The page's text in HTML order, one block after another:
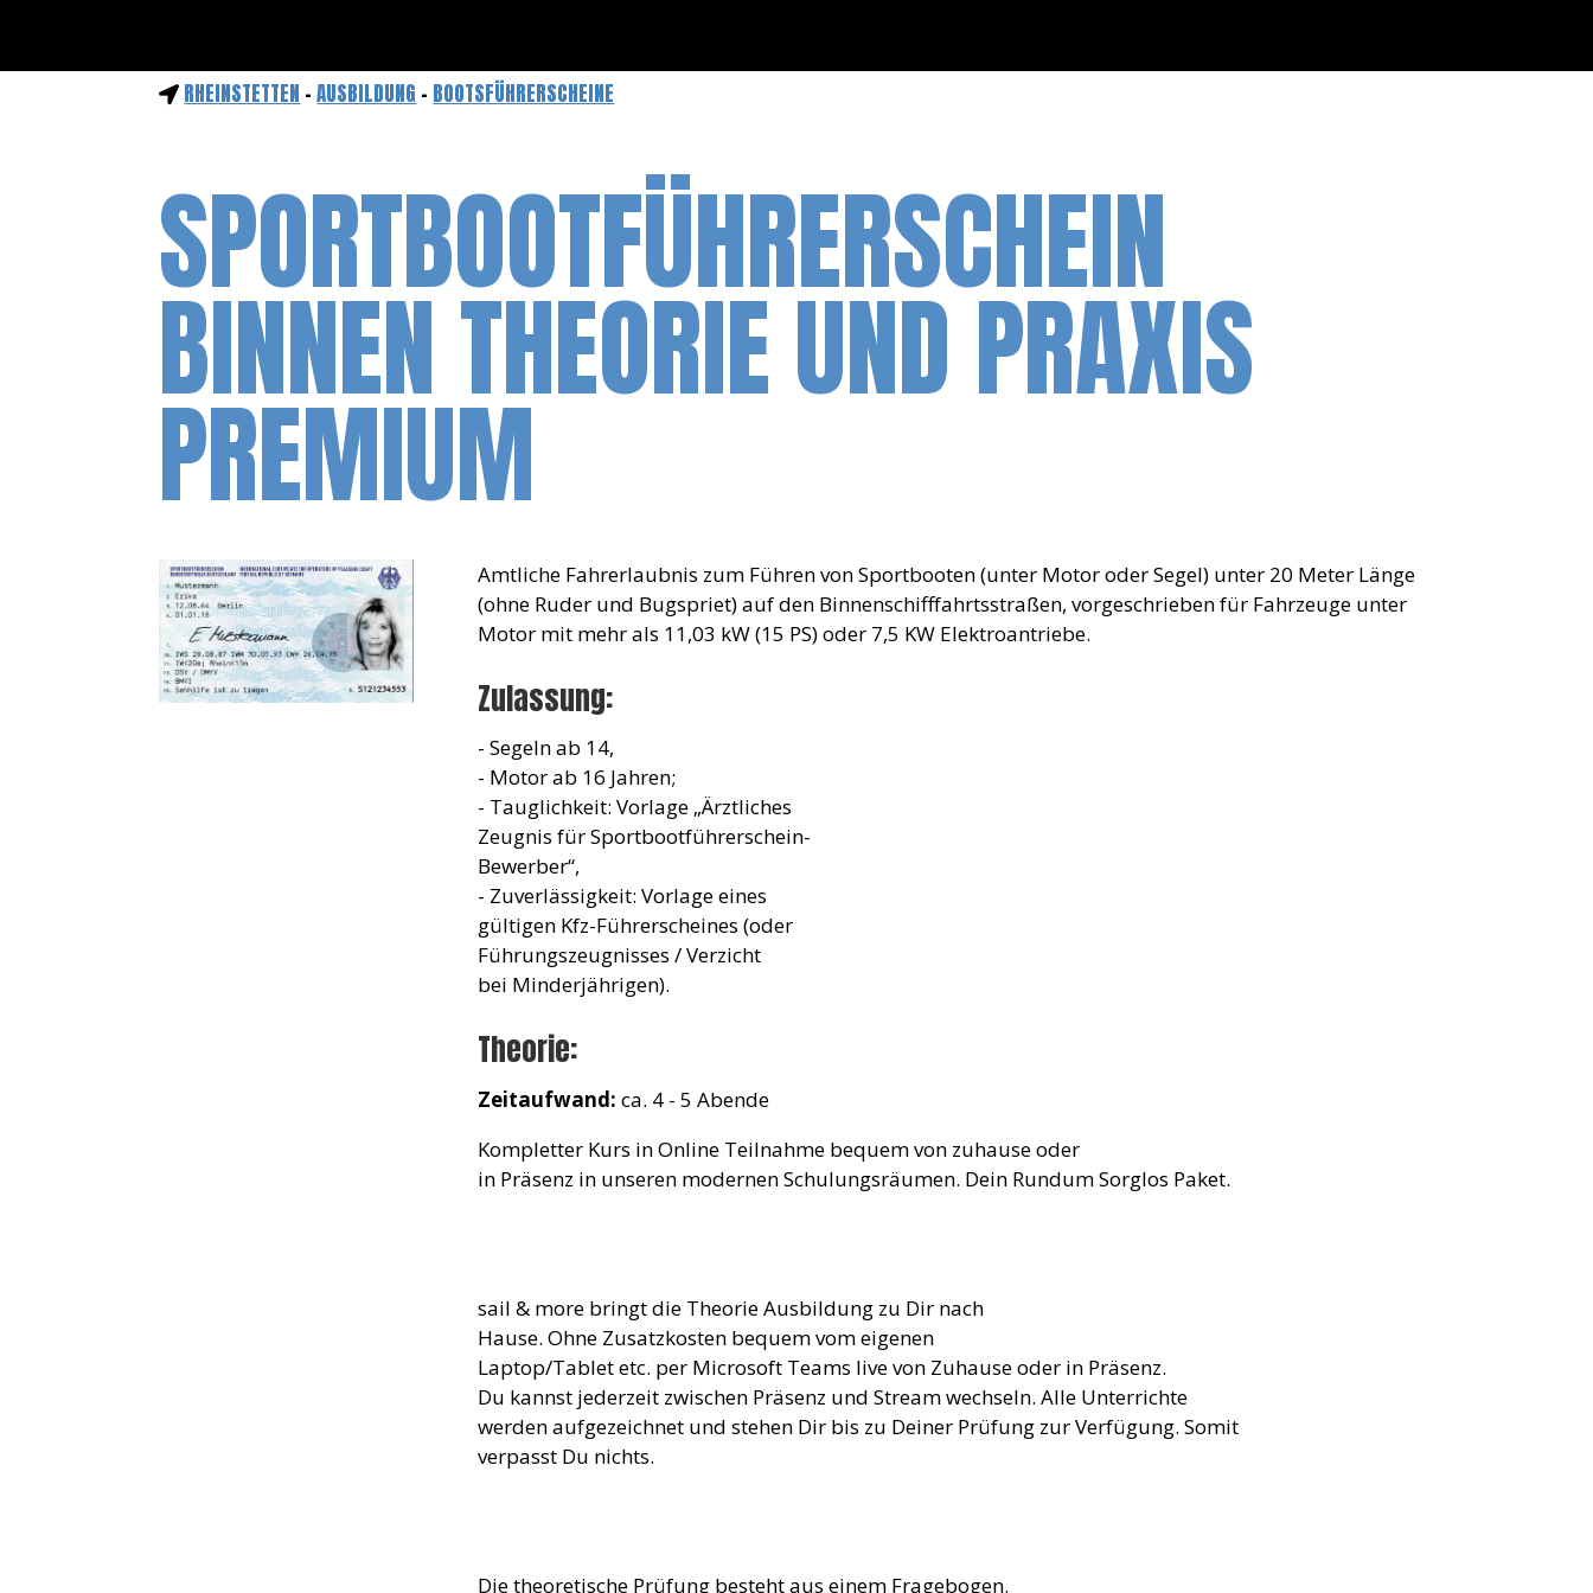
RHEINSTETTEN -AUSBILDUNG - BOOTSFÜHRERSCHEINE
SPORTBOOTFÜHRERSCHEIN
BINNEN THEORIE UND PRAXIS
PREMIUM
Amtliche Fahrerlaubnis zum Führen von Sportbooten (unter Motor oder Segel) unter 20 Meter Länge
(ohne Ruder und Bugspriet) auf den Binnenschifffahrtsstraßen, vorgeschrieben für Fahrzeuge unter
Motor mit mehr als 11,03 kW (15 PS) oder 7,5 KW Elektroantriebe.
Zulassung:
- Segeln ab 14,
- Motor ab 16 Jahren;
- Tauglichkeit: Vorlage „Ärztliches
Zeugnis für Sportbootführerschein-
Bewerber“,
- Zuverlässigkeit: Vorlage eines
gültigen Kfz-Führerscheines (oder
Führungszeugnisses / Verzicht
bei Minderjährigen).
Theorie:
Zeitaufwand: ca. 4 - 5 Abende
Kompletter Kurs in Online Teilnahme bequem von zuhause oder
in Präsenz in unseren modernen Schulungsräumen. Dein Rundum Sorglos Paket.
sail & more bringt die Theorie Ausbildung zu Dir nach
Hause. Ohne Zusatzkosten bequem vom eigenen
Laptop/Tablet etc. per Microsoft Teams live von Zuhause oder in Präsenz.
Du kannst jederzeit zwischen Präsenz und Stream wechseln. Alle Unterrichte
werden aufgezeichnet und stehen Dir bis zu Deiner Prüfung zur Verfügung. Somit
verpasst Du nichts.
Die theoretische Prüfung besteht aus einem Fragebogen.